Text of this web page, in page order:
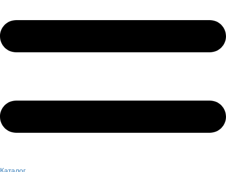
Каталог